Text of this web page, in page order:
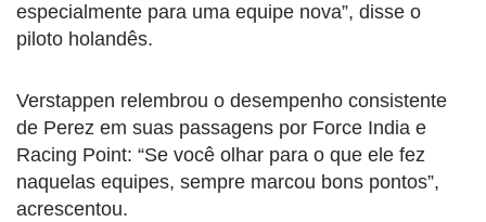
especialmente para uma equipe nova”, disse o
piloto holandês.
Verstappen relembrou o desempenho consistente
de Perez em suas passagens por Force India e
Racing Point: “Se você olhar para o que ele fez
naquelas equipes, sempre marcou bons pontos”,
acrescentou.